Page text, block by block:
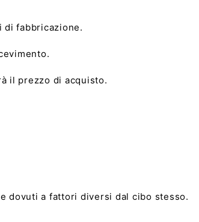
di fabbricazione.
il prezzo di acquisto.
dovuti a fattori diversi dal cibo stesso.